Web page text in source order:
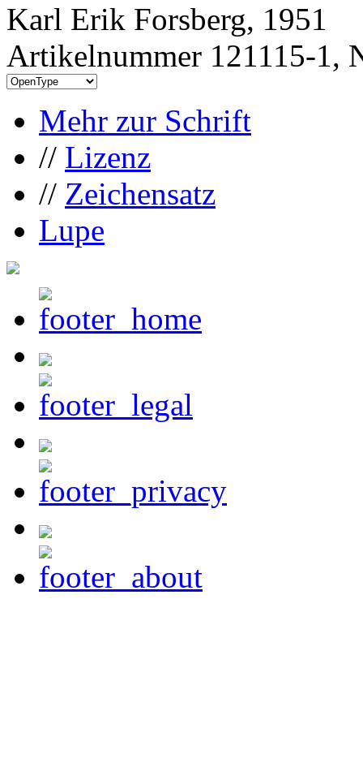
Karl Erik Forsberg, 1951
Artikelnummer 121115-1,
Mehr zur Schrift
// Lizenz
// Zeichensatz
Lupe